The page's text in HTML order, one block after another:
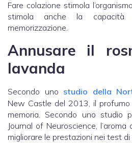
Fare colazione stimola
stimola anche la capacità
memorizzazione.
Annusare il
lavanda
Secondo uno studio della
New Castle del 2013, il
memoria. Secondo uno studio
Journal of Neuroscience,
migliorare le prestazioni nei test